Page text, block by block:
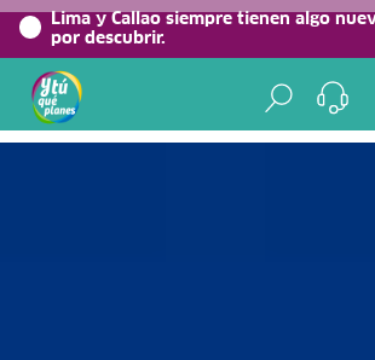
Lima y Callao siempre tienen algo
por descubrir.
Home/Blog viajero